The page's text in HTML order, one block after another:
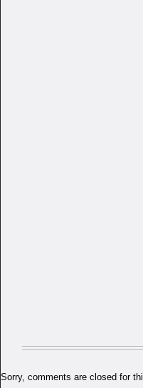
Sorry, comments are closed for